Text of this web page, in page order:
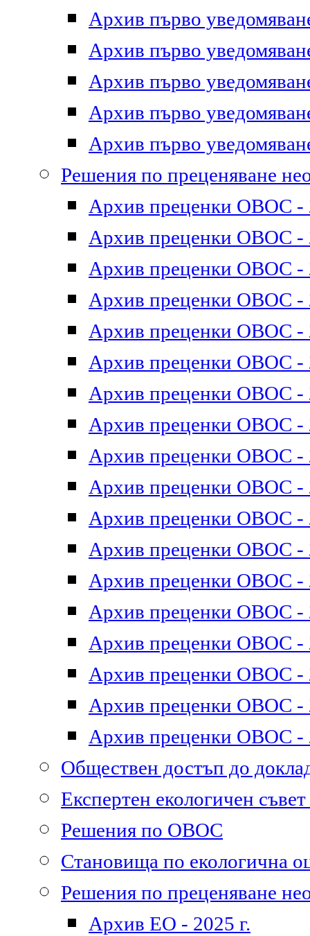
Архив първо
Архив първо
Архив първо
Архив първо
Архив първо
Решения по преценяване
Архив преценки ОВОС -
Архив преценки ОВОС -
Архив преценки ОВОС -
Архив преценки ОВОС -
Архив преценки ОВОС -
Архив преценки ОВОС -
Архив преценки ОВОС -
Архив преценки ОВОС -
Архив преценки ОВОС -
Архив преценки ОВОС -
Архив преценки ОВОС -
Архив преценки ОВОС -
Архив преценки ОВОС -
Архив преценки ОВОС -
Архив преценки ОВОС -
Архив преценки ОВОС -
Архив преценки ОВОС -
Архив преценки ОВОС -
Обществен достъп до
Експертен екологичен
Решения по ОВОС
Становища по екологична
Решения по преценяване
Архив ЕО - 2025 г.